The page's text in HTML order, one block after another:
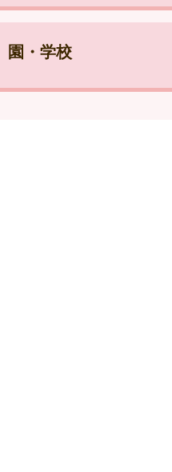
園・学校